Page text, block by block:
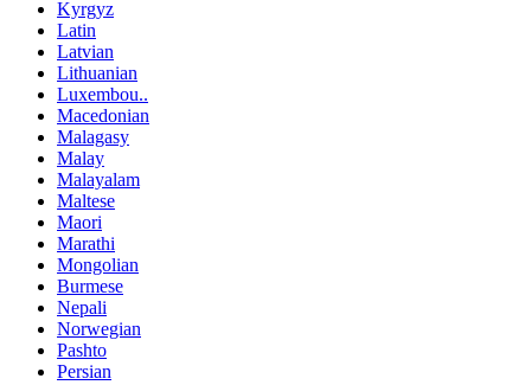
Kyrgyz
Latin
Latvian
Lithuanian
Luxembou..
Macedonian
Malagasy
Malay
Malayalam
Maltese
Maori
Marathi
Mongolian
Burmese
Nepali
Norwegian
Pashto
Persian